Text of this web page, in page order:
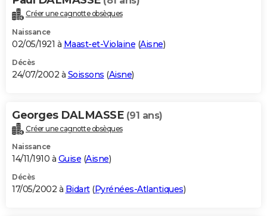
Créer une cagnotte obsèques
Naissance
02/05/1921 à Maast-et-Violaine (Aisne)
Décès
24/07/2002 à Soissons (Aisne)
Georges DALMASSE (91 ans)
Créer une cagnotte obsèques
Naissance
14/11/1910 à Guise (Aisne)
Décès
17/05/2002 à Bidart(Pyrénées-Atlantiques)